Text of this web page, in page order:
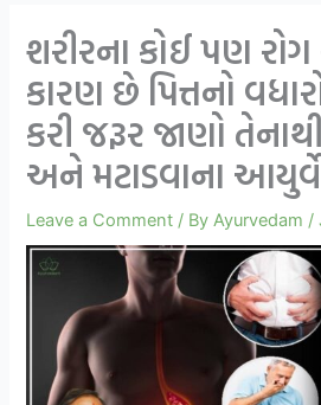
શરીરના કોઈ પણ
કારણ છે પિત્તનો
કરી જરૂર જાણો
અને મટાડવાના
Leave a Comment / By Ayurvedam /